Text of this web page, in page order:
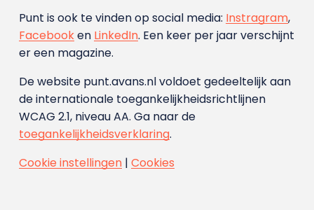
Punt is ook te vinden op social media: Instragram,
Facebooken LinkedIn. Een keer per jaar verschijnt
er een magazine.
De website punt.avans.nl voldoet gedeeltelijk aan
de internationale toegankelijkheidsrichtlijnen
WCAG 2.1, niveau AA. Ga naar de
toegankelijkheidsverklaring.
Cookie instellingen| Cookies